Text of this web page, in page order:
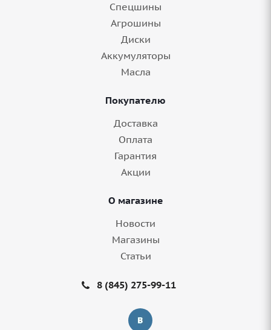
Спецшины
Агрошины
Диски
Аккумуляторы
Масла
Покупателю
Доставка
Оплата
Гарантия
Акции
О магазине
Новости
Магазины
Статьи
8 (845) 275-99-11